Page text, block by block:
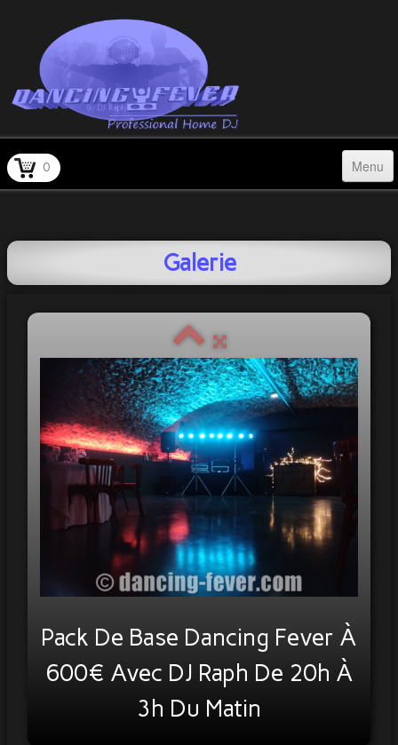
0 Menu
Tarifs à la carte
Partenaires
Galerie
Pack De Base Dancing Fever À
600€ Avec DJ Raph De 20h À
3h Du Matin